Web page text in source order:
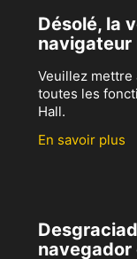
Désolé, la
navigateur
Veuillez
toutes les
Hall.
En savoir plus